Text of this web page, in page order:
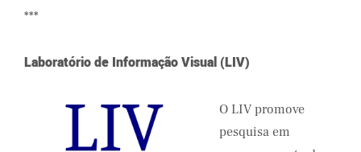
***
Laboratório de Informação Visual (LIV)
O LIV promove
pesquisa em